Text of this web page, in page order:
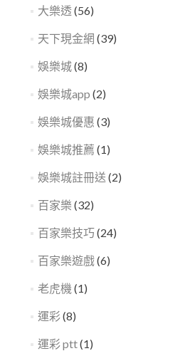
大樂透 (56)
天下現金網 (39)
娛樂城(8)
娛樂城app (2)
娛樂城優惠 (3)
娛樂城推薦 (1)
娛樂城註冊送 (2)
百家樂 (32)
百家樂技巧(24)
百家樂遊戲(6)
老虎機 (1)
運彩(8)
運彩 ptt(1)